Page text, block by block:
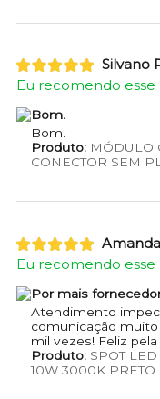
Silvano
Eu recomendo
Bom.
Bom.
Produto:MÓDULO
CONECTOR SEM
Eu recomendo
Por mais
Atendimento
comunicação muito
mil vezes! Feliz
Produto:SPOT LED
10W 3000K PRETO